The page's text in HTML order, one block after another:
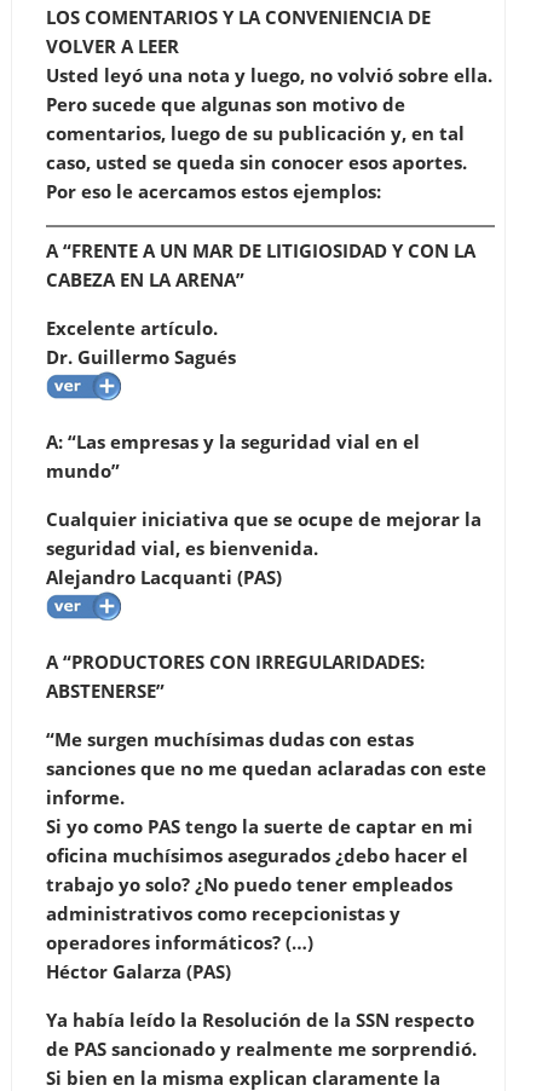
LOS COMENTARIOS Y LA CONVENIENCIA DE
VOLVER A LEER
Usted leyó una nota y luego, no volvió sobre ella.
Pero sucede que algunas son motivo de
comentarios, luego de su publicación y, en tal
caso, usted se queda sin conocer esos aportes.
Por eso le acercamos estos ejemplos:
A “FRENTE A UN MAR DE LITIGIOSIDAD Y CON LA
CABEZA EN LA ARENA”
Excelente artículo.
Dr. Guillermo Sagués
A:“Las empresas y la seguridad vial en el
mundo”
Cualquier iniciativa que se ocupe de mejorar la
seguridad vial, es bienvenida.
Alejandro Lacquanti (PAS)
A “PRODUCTORES CON IRREGULARIDADES:
ABSTENERSE”
“Me surgen muchísimas dudas con estas
sanciones que no me quedan aclaradas con este
informe.
Si yo como PAS tengo la suerte de captar en mi
oficina muchísimos asegurados ¿debo hacer el
trabajo yo solo? ¿No puedo tener empleados
administrativos como recepcionistas y
operadores informáticos? (…)
Héctor Galarza (PAS)
Ya había leído la Resolución de la SSN respecto
de PAS sancionado y realmente me sorprendió.
Si bien en la misma explican claramente la